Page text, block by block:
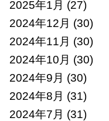
2025年1月 (27)
2024年12月 (30)
2024年11月 (30)
2024年10月 (30)
2024年9月 (30)
2024年8月 (31)
2024年7月 (31)